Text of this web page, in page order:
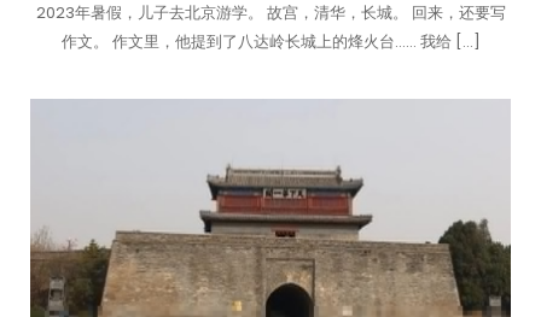
2023年暑假，儿子去北京游学。 故宫，清华，长城。 回来，还要写
作文。 作文里，他提到了八达岭长城上的烽火台…… 我给 […]